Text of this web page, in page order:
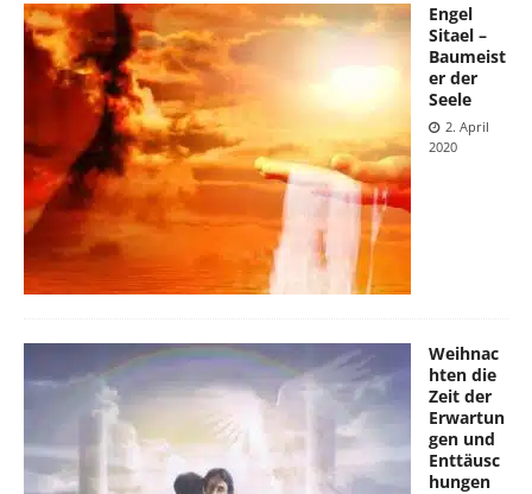
Engel
Sitael –
Baumeist
er der
Seele
2. April
2020
Weihnac
hten die
Zeit der
Erwartun
gen und
Enttäusc
hungen